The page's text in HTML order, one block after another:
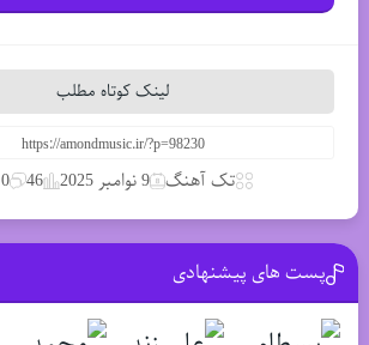
لینک کوتاه مطلب
تک آهنگ 9 نوامبر 2025 46 0 نظر
پست های پیشنهادی